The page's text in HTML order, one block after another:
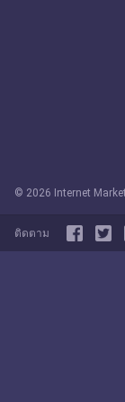
© 2026 Internet
ติดตาม